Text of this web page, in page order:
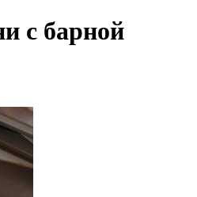
с барной